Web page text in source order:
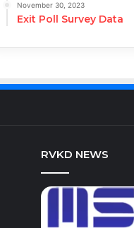
November 30, 2023
Exit Poll Survey Data
RVKD NEWS